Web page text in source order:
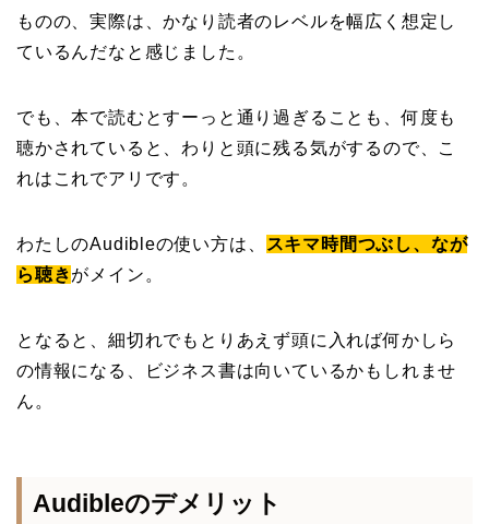
ものの、実際は、かなり読者のレベルを幅広く想定し
ているんだなと感じました。
でも、本で読むとすーっと通り過ぎることも、何度も
聴かされていると、わりと頭に残る気がするので、こ
れはこれでアリです。
わたしのAudibleの使い方は、
スキマ時間つぶし、なが
ら聴きがメイン。
となると、細切れでもとりあえず頭に入れば何かしら
の情報になる、ビジネス書は向いているかもしれませ
ん。
Audibleのデメリット